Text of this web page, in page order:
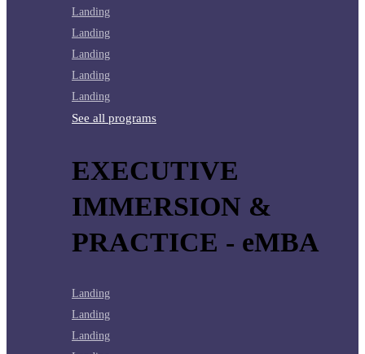
Landing
Landing
Landing
Landing
Landing
See all programs
EXECUTIVE
IMMERSION &
PRACTICE - eMBA
Landing
Landing
Landing